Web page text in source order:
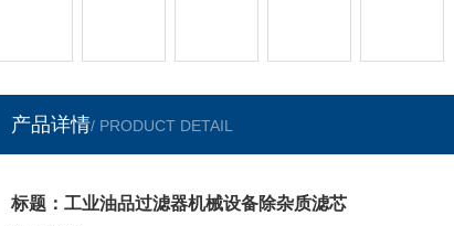
产品详情/ PRODUCT DETAIL
标题：工业油品过滤器机械设备除杂质滤芯